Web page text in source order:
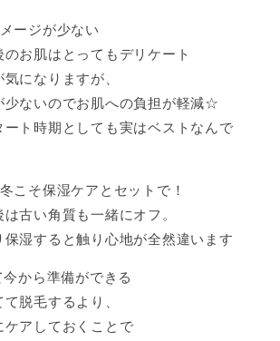
ージが少ない
のお肌はとってもデリケート
になりますが、
少ないのでお肌への負担が軽減☆
ート時期としても実はベストなんで
こそ保湿ケアとセットで！
古い角質も一緒にオフ。
保湿すると触り心地が全然違います
から準備ができる
脱毛するより、
ケアしておくことで